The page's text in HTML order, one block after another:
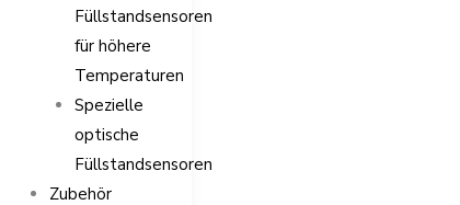
Füllstandsensoren
für höhere
Temperaturen
Spezielle
optische
Füllstandsensoren
Zubehör